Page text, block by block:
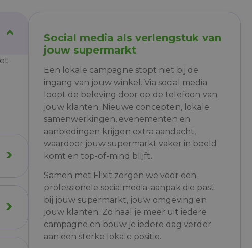
Social media als verlengstuk van
jouw supermarkt
Een lokale campagne stopt niet bij de
ingang van jouw winkel. Via social media
loopt de beleving door op de telefoon van
jouw klanten. Nieuwe concepten, lokale
samenwerkingen, evenementen en
aanbiedingen krijgen extra aandacht,
waardoor jouw supermarkt vaker in beeld
komt en top-of-mind blijft.
Samen met Flixit zorgen we voor een
professionele socialmedia-aanpak die past
bij jouw supermarkt, jouw omgeving en
jouw klanten. Zo haal je meer uit iedere
campagne en bouw je iedere dag verder
aan een sterke lokale positie.